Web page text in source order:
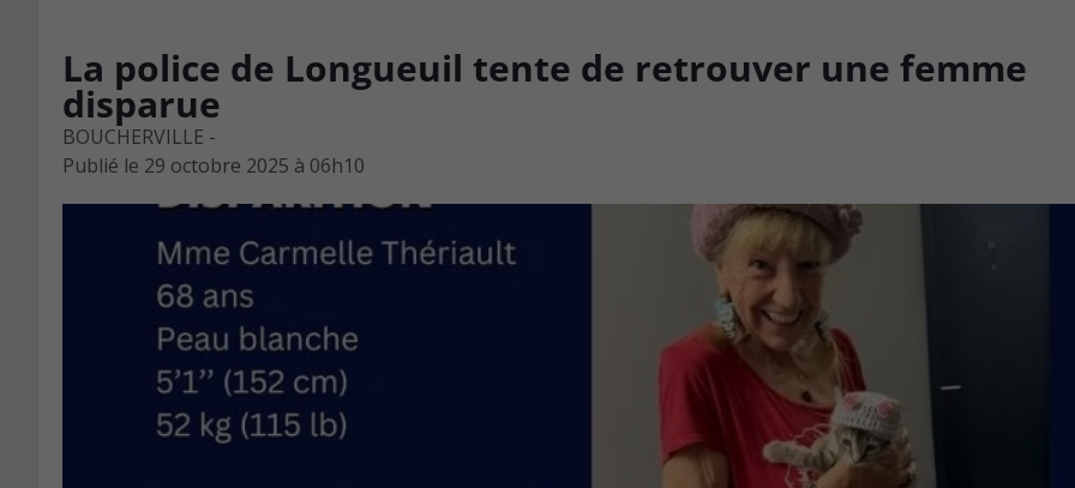
La police de Longueuil tente de retrouver une femme
disparue
BOUCHERVILLE -
Publié le 29 octobre 2025 à 06h10